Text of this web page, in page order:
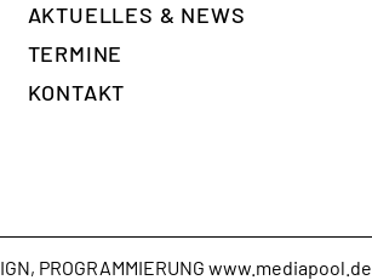
AKTUELLES & NEWS
TERMINE
KONTAKT
PROGRAMMIERUNG www.mediapool.de